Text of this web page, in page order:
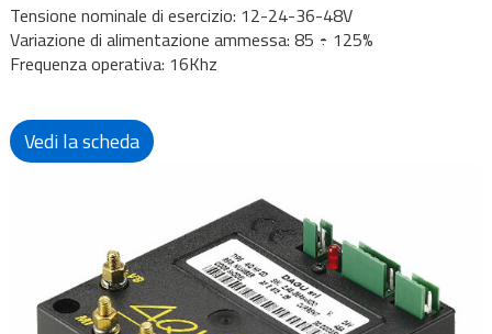
Tensione nominale di esercizio: 12-24-36-48V
Variazione di alimentazione ammessa: 85 ÷ 125%
Frequenza operativa: 16Khz
Vedi la scheda